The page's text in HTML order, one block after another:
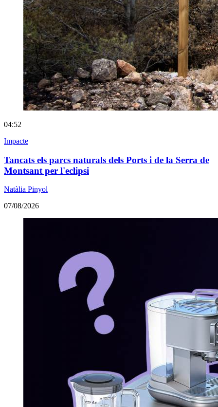
04:52
Impacte
Tancats els parcs naturals dels Ports i de la Serra de
Montsant per l'eclipsi
Natàlia Pinyol
07/08/2026